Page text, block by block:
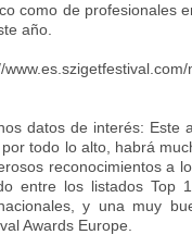
como de profesionales
año.
datos de interés: Este
todo lo alto, habrá
reconocimientos a
entre los listados Top
y una muy
Awards Europe.